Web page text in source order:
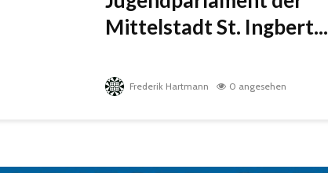
Mittelstadt St. Ingbert...
Frederik Hartmann 0 angesehen